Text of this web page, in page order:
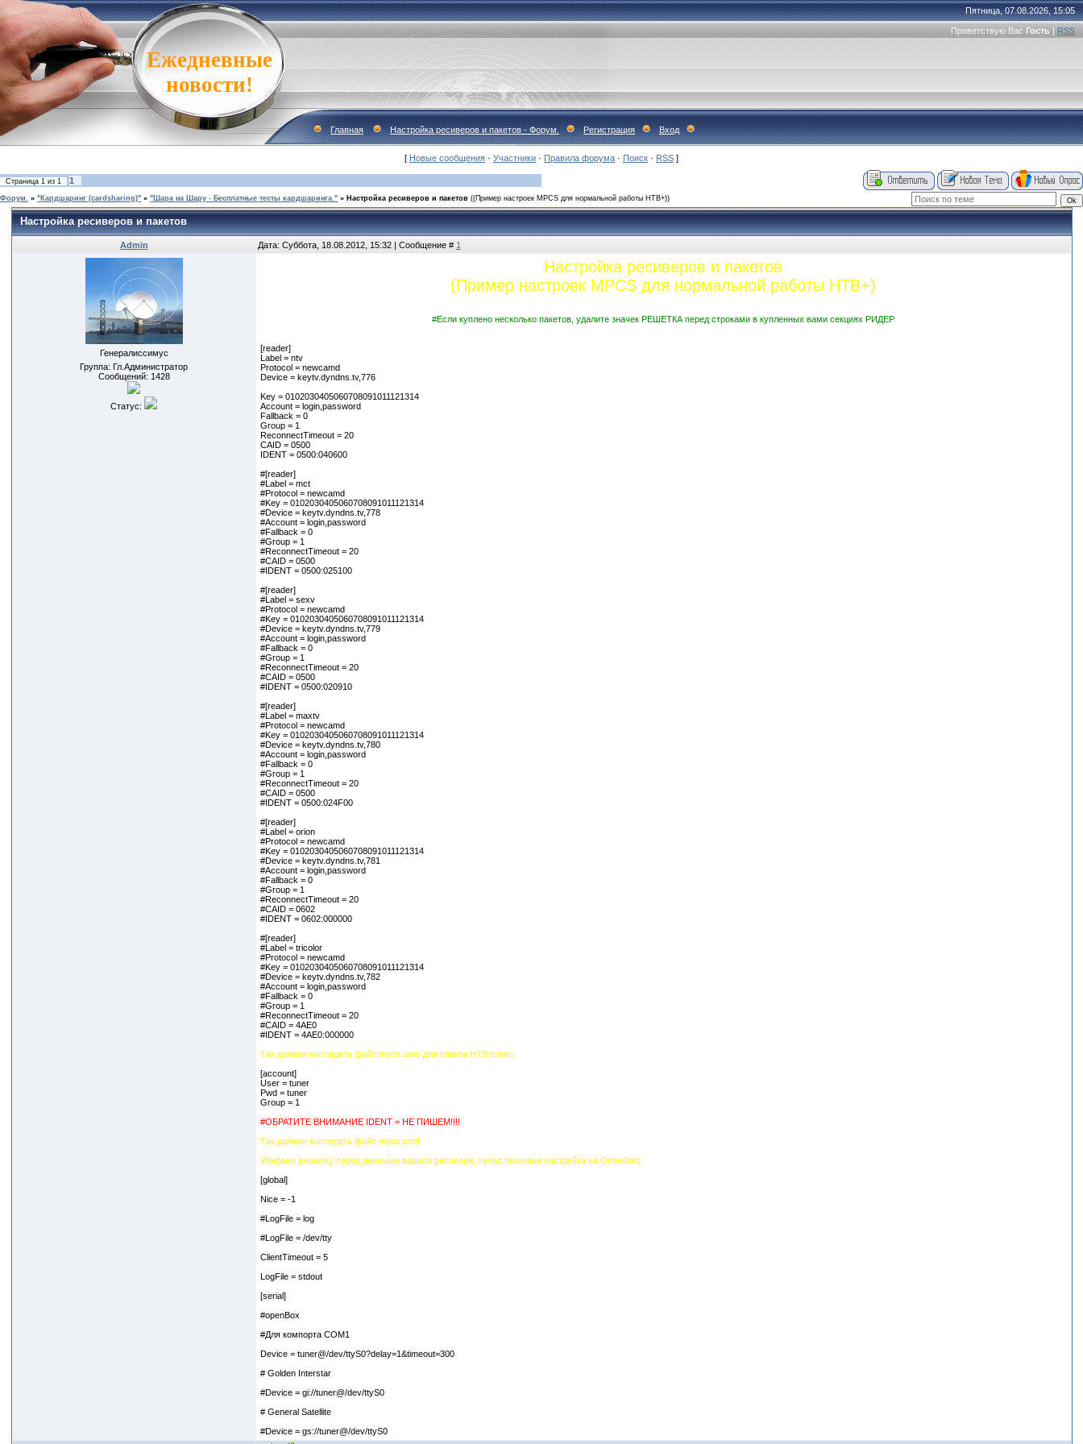
Ежедневные
новости!
Пятница, 07.08.2026, 15:05
Приветствую Вас Гость | RSS
Главная Настройка ресиверов и пакетов - Форум. Регистрация Вход
[ Новые сообщения · Участники · Правила форума · Поиск · RSS ]
Страница 1 из 1 1
Форум. » "Кардшаринг (cardsharing)" » "Шара на Шару - Бесплатные тесты кардшаринга." » Настройка ресиверов и пакетов ((Пример настроек MPCS для нормальной работы НТВ+))
Настройка ресиверов и пакетов
Admin Дата: Суббота, 18.08.2012, 15:32 | Сообщение # 1
Генералиссимус
Группа: Гл.Администратор
Сообщений: 1428
Статус:
Настройка ресиверов и пакетов
(Пример настроек MPCS для нормальной работы НТВ+)
#Если куплено несколько пакетов, удалите значек РЕШЕТКА перед строками в купленных вами секциях РИДЕР
[reader]
Label = ntv
Protocol = newcamd
Device = keytv.dyndns.tv,776
Key = 0102030405060708091011121314
Account = login,password
Fallback = 0
Group = 1
ReconnectTimeout = 20
CAID = 0500
IDENT = 0500:040600
#[reader]
#Label = mct
#Protocol = newcamd
#Key = 0102030405060708091011121314
#Device = keytv.dyndns.tv,778
#Account = login,password
#Fallback = 0
#Group = 1
#ReconnectTimeout = 20
#CAID = 0500
#IDENT = 0500:025100
#[reader]
#Label = sexv
#Protocol = newcamd
#Key = 0102030405060708091011121314
#Device = keytv.dyndns.tv,779
#Account = login,password
#Fallback = 0
#Group = 1
#ReconnectTimeout = 20
#CAID = 0500
#IDENT = 0500:020910
#[reader]
#Label = maxtv
#Protocol = newcamd
#Key = 0102030405060708091011121314
#Device = keytv.dyndns.tv,780
#Account = login,password
#Fallback = 0
#Group = 1
#ReconnectTimeout = 20
#CAID = 0500
#IDENT = 0500:024F00
#[reader]
#Label = orion
#Protocol = newcamd
#Key = 0102030405060708091011121314
#Device = keytv.dyndns.tv,781
#Account = login,password
#Fallback = 0
#Group = 1
#ReconnectTimeout = 20
#CAID = 0602
#IDENT = 0602:000000
#[reader]
#Label = tricolor
#Protocol = newcamd
#Key = 0102030405060708091011121314
#Device = keytv.dyndns.tv,782
#Account = login,password
#Fallback = 0
#Group = 1
#ReconnectTimeout = 20
#CAID = 4AE0
#IDENT = 4AE0:000000
Так должен выглядеть файл mpcs.user для пакета НТВ плюс:
[account]
User = tuner
Pwd = tuner
Group = 1
#ОБРАТИТЕ ВНИМАНИЕ IDENT = НЕ ПИШЕМ!!!!
Так должен выглядеть файл mpcs.conf
Убираем решетку перед данными вашего ресивера, сечас показана настройка на Опенбокс
[global]
Nice = -1
#LogFile = log
#LogFile = /dev/tty
ClientTimeout = 5
LogFile = stdout
[serial]
#openBox
#Для компорта COM1
Device = tuner@/dev/ttyS0?delay=1&timeout=300
# Golden Interstar
#Device = gi://tuner@/dev/ttyS0
# General Satellite
#Device = gs://tuner@/dev/ttyS0